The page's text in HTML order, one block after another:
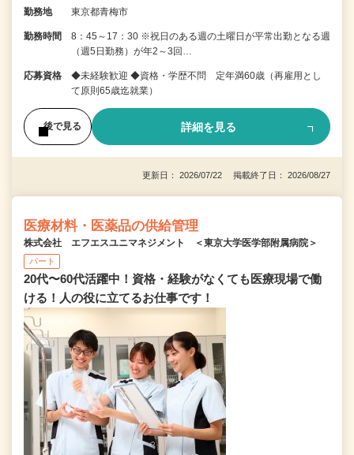
勤務地 東京都青梅市
勤務時間
8：45～17：30 ※祝日のある週の土曜日が平常出勤となる週
（週5日勤務）が年2～3回…
応募資格
◆未経験歓迎 ◆資格・学歴不問 定年満60歳（再雇用とし
て原則65歳迄就業）
後で見る 詳細を見る
更新日： 2026/07/22 掲載終了日： 2026/08/27
医療材料・医薬品の供給管理
株式会社 エフエスユニマネジメント ＜東京大学医学部附属病院＞
パート
20代〜60代活躍中！資格・経験がなくても医療現場で働
ける！人の役に立てるお仕事です！